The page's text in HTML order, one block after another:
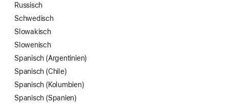
Russisch
Schwedisch
Slowakisch
Slowenisch
Spanisch (Argentinien)
Spanisch (Chile)
Spanisch (Kolumbien)
Spanisch (Spanien)